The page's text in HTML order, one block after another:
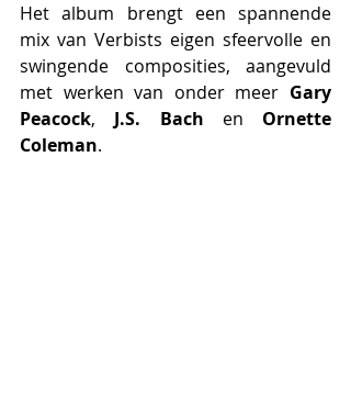
Het album brengt een spannende
mix van Verbists eigen sfeervolle en
swingende composities, aangevuld
met werken van onder meer Gary
Peacock, J.S. Bach en Ornette
Coleman.